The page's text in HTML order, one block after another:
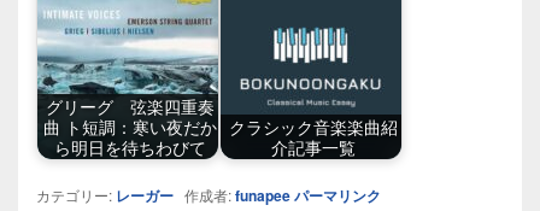
グリーグ 弦楽四重奏
曲 ト短調：寒い夜だか
ら明日を待ちわびて
クラシック音楽楽曲紹
介記事一覧
カテゴリー: レーガー 作成者:funapeeパーマリンク